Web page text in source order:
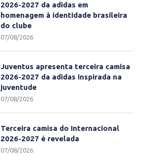
2026-2027 da adidas em
homenagem à identidade brasileira
do clube
07/08/2026
Juventus apresenta terceira camisa
2026-2027 da adidas inspirada na
juventude
07/08/2026
Terceira camisa do Internacional
2026-2027 é revelada
07/08/2026